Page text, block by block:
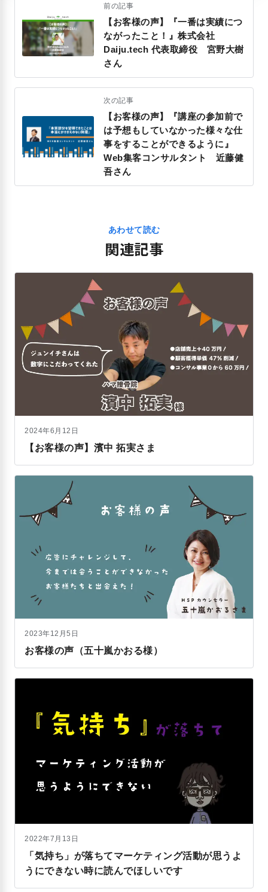
前の記事
【お客様の声】『一番は実績につ
ながったこと！』株式会社
Daiju.tech 代表取締役 宮野大樹
さん
次の記事
【お客様の声】『講座の参加前で
は予想もしていなかった様々な仕
事をすることができるように』
Web集客コンサルタント 近藤健
吾さん
あわせて読む
関連記事
2024年6月12日
【お客様の声】濱中 拓実さま
2023年12月5日
お客様の声（五十嵐かおる様）
2022年7月13日
「気持ち」が落ちてマーケティング活動が思うよ
うにできない時に読んでほしいです